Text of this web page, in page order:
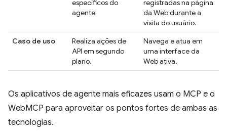
específicos do
agente
registradas na página
da Web durante a
visita do usuário.
Caso de uso
Realiza ações de
API em segundo
plano.
Navega e atua em
uma interface da
Web ativa.
Os aplicativos de agente mais eficazes usam o MCP e o
WebMCP para aproveitar os pontos fortes de ambas as
tecnologias.